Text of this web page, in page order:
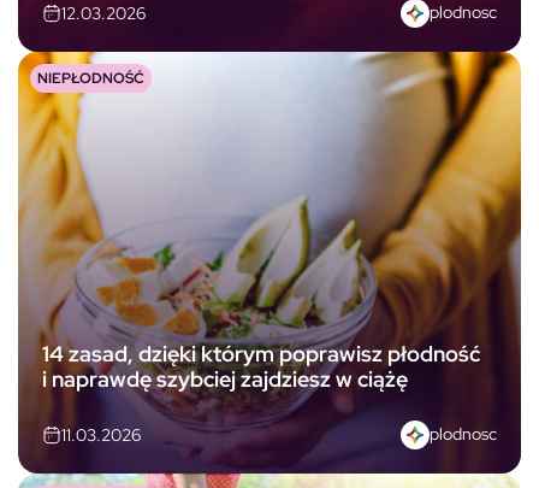
12.03.2026 plodnosc
14 zasad, dzięki którym poprawisz płodność
i naprawdę szybciej zajdziesz w ciążę
11.03.2026 plodnosc
NIEPŁODNOŚĆ